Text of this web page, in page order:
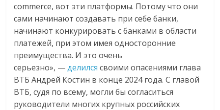
commerce, вот эти платформы. Потому что они
сами начинают создавать при себе банки,
начинают конкурировать с банками в области
платежей, при этом имея односторонние
преимущества. И это очень
серьезно», —делился своими опасениями глава
ВТБ Андрей Костин в конце 2024 года. С главой
ВТБ, судя по всему, могли бы согласиться
руководители многих крупных российских